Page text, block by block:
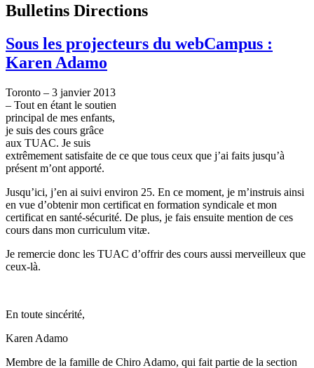
Bulletins Directions
Sous les projecteurs du webCampus :
Karen Adamo
Toronto – 3 janvier2013
– Tout en étant le soutien
principal de mes enfants,
je suis des cours grâce
aux TUAC. Je suis
extrêmement satisfaite de ce que tous ceux que j’ai faits jusqu’à
présent m’ont apporté.
Jusqu’ici, j’en ai suivi environ 25. En ce moment, je m’instruis ainsi
en vue d’obtenir mon certificat en formation syndicale et mon
certificat en santé-sécurité. De plus, je fais ensuite mention de ces
cours dans mon curriculum vitæ.
Je remercie donc les TUAC d’offrirdes cours aussi merveilleux que
ceux-là.
En toute sincérité,
Karen Adamo
Membre de la famille de Chiro Adamo, qui fait partie de la section